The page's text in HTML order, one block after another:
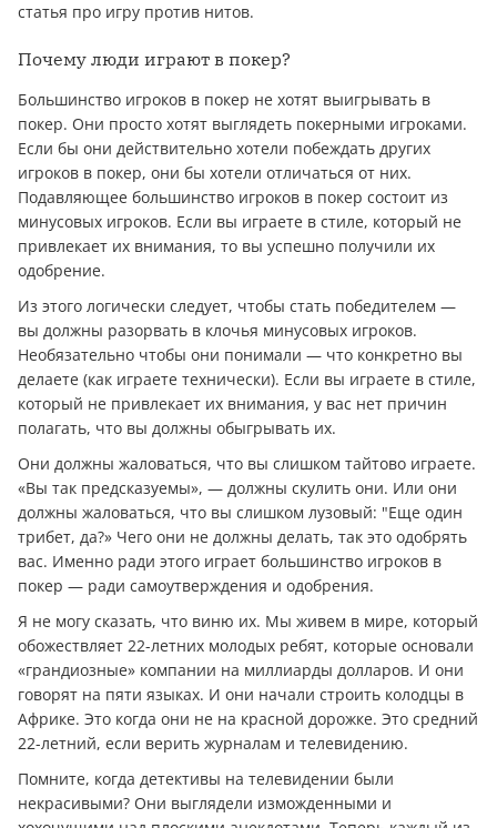
статья про игру против нитов.
Почему люди играют в покер?
Большинство игроков в покер не хотят выигрывать в
покер. Они просто хотят выглядеть покерными игроками.
Если бы они действительно хотели побеждать других
игроков в покер, они бы хотели отличаться от них.
Подавляющее большинство игроков в покер состоит из
минусовых игроков. Если вы играете в стиле, который не
привлекает их внимания, то вы успешно получили их
одобрение.
Из этого логически следует, чтобы стать победителем —
вы должны разорвать в клочья минусовых игроков.
Необязательно чтобы они понимали — что конкретно вы
делаете (как играете технически). Если вы играете в стиле,
который не привлекает их внимания, у вас нет причин
полагать, что вы должны обыгрывать их.
Они должны жаловаться, что вы слишком тайтово играете.
«Вы так предсказуемы», — должны скулить они. Или они
должны жаловаться, что вы слишком лузовый: "Еще один
трибет, да?» Чего они не должны делать, так это одобрять
вас. Именно ради этого играет большинство игроков в
покер — ради самоутверждения и одобрения.
Я не могу сказать, что виню их. Мы живем в мире, который
обожествляет 22-летних молодых ребят, которые основали
«грандиозные» компании на миллиарды долларов. И они
говорят на пяти языках. И они начали строить колодцы в
Африке. Это когда они не на красной дорожке. Это средний
22-летний, если верить журналам и телевидению.
Помните, когда детективы на телевидении были
некрасивыми? Они выглядели изможденными и